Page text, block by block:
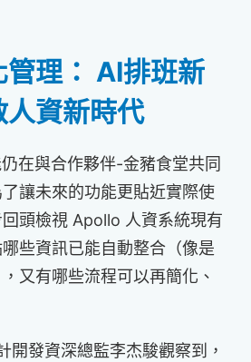
理： AI排班新
人資新時代
在與合作夥伴-金豬食堂共同
讓未來的功能更貼近實際使
頭檢視 Apollo 人資系統現有
些資訊已能自動整合（像是
又有哪些流程可以再簡化、
開發資深總監李杰駿觀察到，